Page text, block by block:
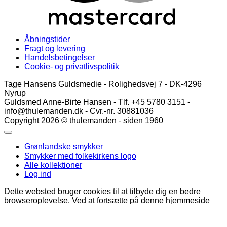
Åbningstider
Fragt og levering
Handelsbetingelser
Cookie- og privatlivspolitik
Tage Hansens Guldsmedie - Rolighedsvej 7 - DK-4296
Nyrup
Guldsmed Anne-Birte Hansen - Tlf. +45 5780 3151 -
info@thulemanden.dk - Cvr.-nr. 30881036
Copyright 2026 © thulemanden - siden 1960
Grønlandske smykker
Smykker med folkekirkens logo
Alle kollektioner
Log ind
Dette websted bruger cookies til at tilbyde dig en bedre
browseroplevelse. Ved at fortsætte på denne hjemmeside